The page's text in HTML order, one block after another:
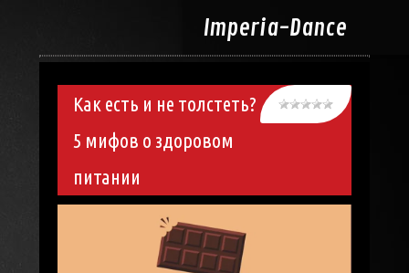
Imperia-Dance
Как есть и не толстеть?
5 мифов о здоровом
питании